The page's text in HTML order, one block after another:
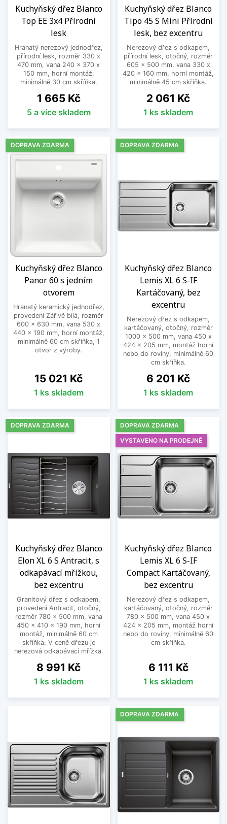
Kuchyňský dřez Blanco
Top EE 3x4 Přírodní
lesk
Hranatý nerezový jednodřez,
přírodní lesk, rozměr 330 x
470 mm, vana 240 x 370 x
150 mm, horní montáž,
minimálně 30 cm skříňka.
Cena
1 665 Kč
5 a více skladem
Kuchyňský dřez Blanco
Tipo 45 S Mini Přírodní
lesk, bez excentru
Nerezový dřez s odkapem,
přírodní lesk, otočný, rozměr
605 x 500 mm, vana 330 x
420 x 160 mm, horní montáž,
minimálně 45 cm skříňka.
Cena
2 061 Kč
1 ks skladem
Kuchyňský dřez Blanco
Panor 60 s jedním
otvorem
Hranatý keramický jednodřez,
provedení Zářivě bílá, rozměr
600 x 630 mm, vana 530 x
440 x 190 mm, horní montáž,
minimálně 60 cm skříňka, 1
otvor z výroby.
Cena
15 021 Kč
1 ks skladem
DOPRAVA ZDARMA
Kuchyňský dřez Blanco
Lemis XL 6 S-IF
Kartáčovaný, bez
excentru
Nerezový dřez s odkapem,
kartáčovaný, otočný, rozměr
1000 x 500 mm, vana 450 x
424 x 205 mm, montáž horní
nebo do roviny, minimálně 60
cm skříňka.
Cena
6 201 Kč
1 ks skladem
DOPRAVA ZDARMA
Kuchyňský dřez Blanco
Elon XL 6 S Antracit, s
odkapávací mřížkou,
bez excentru
Granitový dřez s odkapem,
provedení Antracit, otočný,
rozměr 780 x 500 mm, vana
450 x 410 x 190 mm, horní
montáž, minimálně 60 cm
skříňka. V ceně dřezu je
nerezová odkapávací mřížka.
Cena
8 991 Kč
1 ks skladem
DOPRAVA ZDARMA
Kuchyňský dřez Blanco
Lemis XL 6 S-IF
Compact Kartáčovaný,
bez excentru
Nerezový dřez s odkapem,
kartáčovaný, otočný, rozměr
780 x 500 mm, vana 450 x
424 x 205 mm, montáž horní
nebo do roviny, minimálně 60
cm skříňka.
Cena
6 111 Kč
1 ks skladem
DOPRAVA ZDARMA
VYSTAVENO NA PRODEJNĚ
DOPRAVA ZDARMA